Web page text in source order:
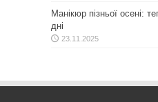
Манікюр пізньої осені:
дні
23.11.2025